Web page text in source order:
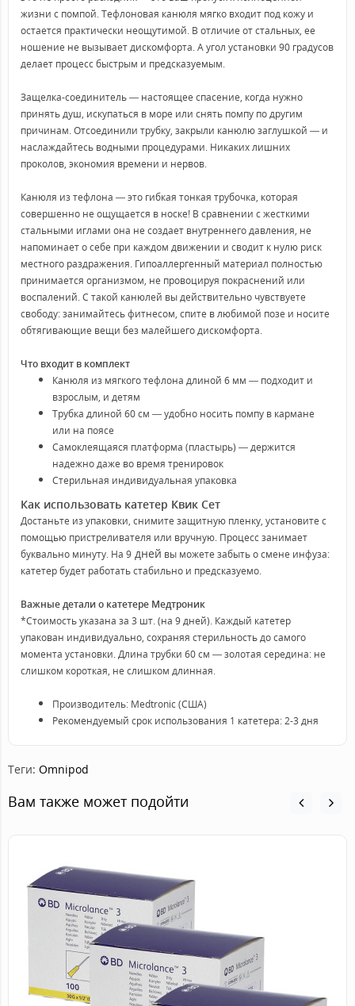
жизни с помпой. Тефлоновая канюля мягко входит под кожу и
остается практически неощутимой. В отличие от стальных, ее
ношение не вызывает дискомфорта. А угол установки 90 градусов
делает процесс быстрым и предсказуемым.
Защелка-соединитель — настоящее спасение, когда нужно
принять душ, искупаться в море или снять помпу по другим
причинам. Отсоединили трубку, закрыли канюлю заглушкой — и
наслаждайтесь водными процедурами. Никаких лишних
проколов, экономия времени и нервов.
Канюля из тефлона — это гибкая тонкая трубочка, которая
совершенно не ощущается в носке! В сравнении с жесткими
стальными иглами она не создает внутреннего давления, не
напоминает о себе при каждом движении и сводит к нулю риск
местного раздражения. Гипоаллергенный материал полностью
принимается организмом, не провоцируя покраснений или
воспалений. С такой канюлей вы действительно чувствуете
свободу: занимайтесь фитнесом, спите в любимой позе и носите
обтягивающие вещи без малейшего дискомфорта.
Что входит в комплект
Канюля из мягкого тефлона длиной 6 мм — подходит и
взрослым, и детям
Трубка длиной 60 см — удобно носить помпу в кармане
или на поясе
Самоклеящаяся платформа (пластырь) — держится
надежно даже во время тренировок
Стерильная индивидуальная упаковка
Как использовать катетер Квик Сет
Достаньте из упаковки, снимите защитную пленку, установите с
помощью пристреливателя или вручную. Процесс занимает
буквально минуту. На 9 дней вы можете забыть о смене инфуза:
катетер будет работать стабильно и предсказуемо.
Важные детали о катетере Медтроник
*Стоимость указана за 3 шт. (на 9 дней). Каждый катетер
упакован индивидуально, сохраняя стерильность до самого
момента установки. Длина трубки 60 см — золотая середина: не
слишком короткая, не слишком длинная.
Производитель: Medtronic (США)
Рекомендуемый срок использования 1 катетера: 2-3 дня
Теги: Omnipod
Вам также может подойти